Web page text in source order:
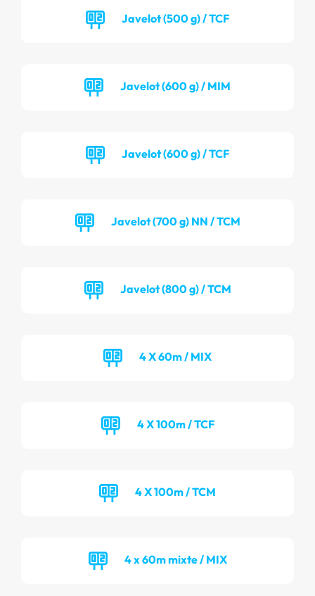
Javelot (500 g) / TCF
Javelot (600 g) / MIM
Javelot (600 g) / TCF
Javelot (700 g) NN / TCM
Javelot (800 g) / TCM
4 X 60m / MIX
4 X 100m / TCF
4 X 100m / TCM
4 x 60m mixte / MIX